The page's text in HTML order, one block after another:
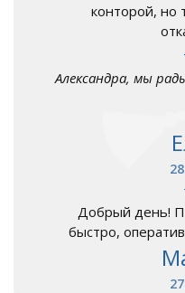
конторой, но
Александра, мы
Добрый день!
быстро,